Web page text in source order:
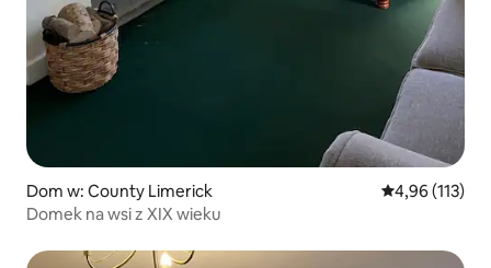
Dom w: County Limerick Średnia
4,96 (113)
Domek na wsi z XIX wieku